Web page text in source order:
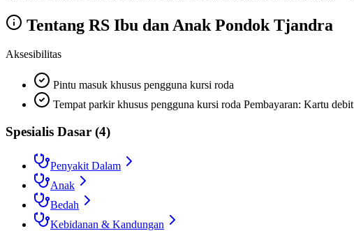
Tentang RS Ibu dan Anak Pondok Tjandra
Aksesibilitas
Pintu masuk khusus pengguna kursi roda
Tempat parkir khusus pengguna kursi roda Pembayaran: Kartu debit
Spesialis Dasar (4)
Penyakit Dalam
Anak
Bedah
Kebidanan & Kandungan